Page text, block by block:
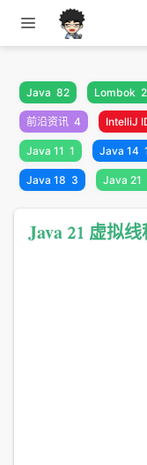
跳至主要內容
Java 82 Lombok 2
前沿资讯 4 IntelliJ
Java 11 1 Java 14
Java 18 3 Java 21
Java 21 虚拟